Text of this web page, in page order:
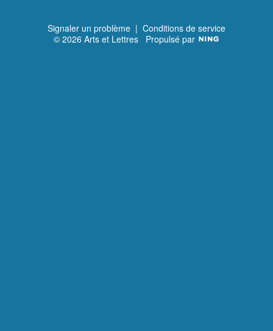
Signaler un problème | Conditions de service
© 2026 Arts et Lettres Propulsé par